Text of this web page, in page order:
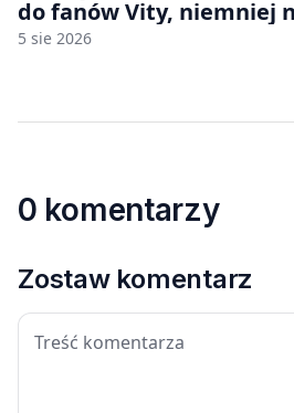
do fanów Vity, niemniej
wiele [FELIETON]
5 sie 2026
0 komentarzy
Zostaw komentarz